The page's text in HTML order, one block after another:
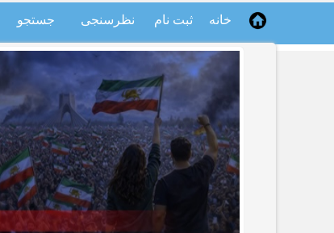
خانه ثبت نام نظرسنجی جستجو